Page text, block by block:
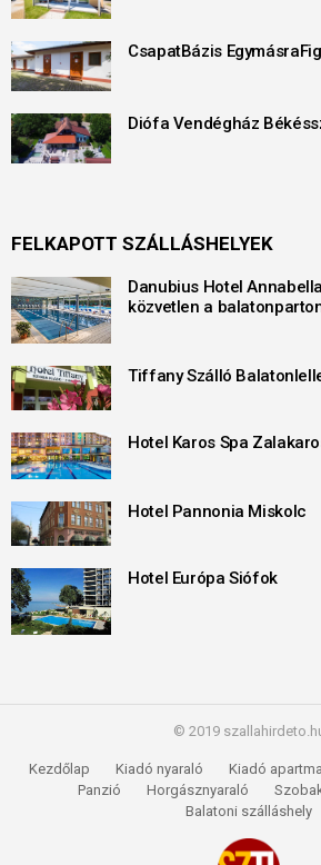
CsapatBázis
Diófa Vendégház
FELKAPOTT SZÁLLÁSHELYEK
Danubius Hotel
közvetlen a
Tiffany Szálló
Hotel Karos Spa
Hotel Pannonia Miskolc
Hotel Európa Siófok
© 2019
Kezdőlap Kiadó nyaraló Kiadó
Panzió
Horgásznyaraló
Balatoni szálláshely